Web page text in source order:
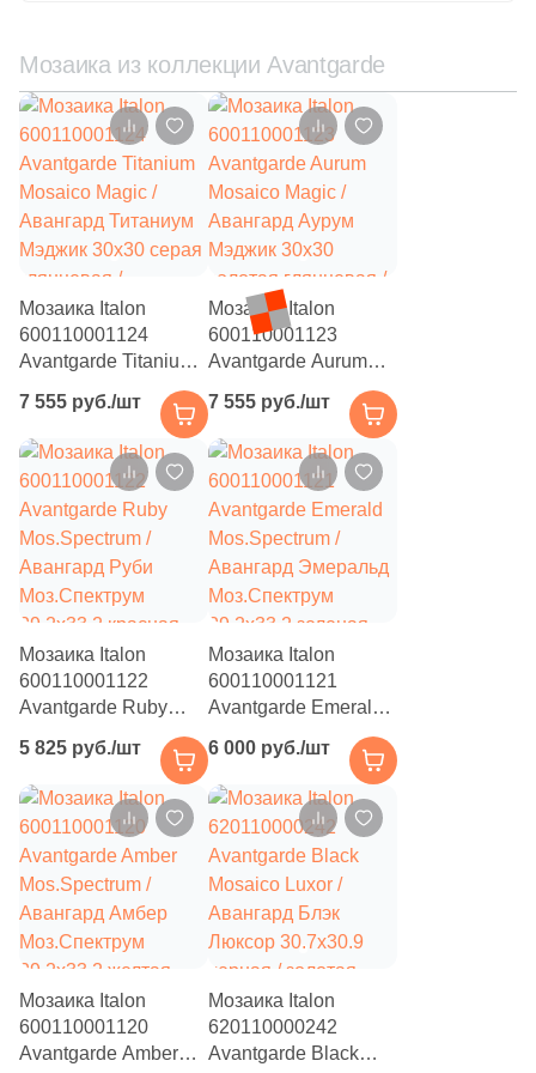
Flaviker (78)
Floor Gres (25
Florim ( 26)
Fondovalle ( 35)
Fusure Ceramic (
GIGA-Line (44
Gala (1)
Gambini (76)
Gardenia Orchidea (29)
Gayafores (151)
Geotiles (142)
Global Tile (583
Goetan Ceramica (
)
Gracia Ceramica (100 )
Granoland ( 29)
Grasaro (75)
Gravita ( 136
Gres De Aragon (
Gresant (110)
Мозаика из коллекции Avantgarde
Мозаика Italon
600110001124
Avantgarde Titanium
Авангард Титаниум
Мэджик 30x30 серая
глянцевая /
рельефная под
металл, чип
квадратный
7 555 руб./шт
Мозаика Italon
600110001123
Avantgarde Aurum
Авангард Аурум
Мэджик 30x30
золотая глянцевая /
рельефная под
металл, чип
квадратный
7 555 руб./шт
Мозаика Italon
600110001122
Avantgarde Ruby
Авангард Руби
Моз.Спектрум
29.2x33.2 красная
натуральная
моноколор, чип
фигурный
5 825 руб./шт
Мозаика Italon
600110001121
Avantgarde Emerald
Авангард Эмеральд
Моз.Спектрум
29.2x33.2 зеленая
натуральная
моноколор, чип
фигурный
6 000 руб./шт
Мозаика Italon
600110001120
Avantgarde Amber
Мозаика Italon
620110000242
Avantgarde Black